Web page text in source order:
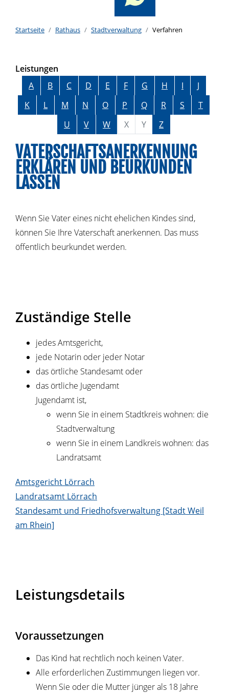
Startseite Rathaus Stadtverwaltung Verfahren
Leistungen
Alphabetisches Register überspringen
A B C D E F G H I
J
K
L M N O P Q R S
T
U
V W X Y Z
VATERSCHAFTSANERKENNUNG
ERKLÄREN UND BEURKUNDEN
LASSEN
Wenn Sie Vater eines nicht ehelichen Kindes sind,
können Sie Ihre Vaterschaft anerkennen. Das muss
öffentlich beurkundet werden.
Zuständige Stelle
jedes Amtsgericht,
jede Notarin oder jeder Notar
das örtliche Standesamt oder
das örtliche Jugendamt
Jugendamt ist,
wenn Sie in einem Stadtkreis wohnen: die
Stadtverwaltung
wenn Sie in einem Landkreis wohnen: das
Landratsamt
Amtsgericht Lörrach
Landratsamt Lörrach
Standesamt und Friedhofsverwaltung [Stadt Weil
am Rhein]
Leistungsdetails
Voraussetzungen
Das Kind hat rechtlich noch keinen Vater.
Alle erforderlichen Zustimmungen liegen vor.
Wenn Sie oder die Mutter jünger als 18 Jahre